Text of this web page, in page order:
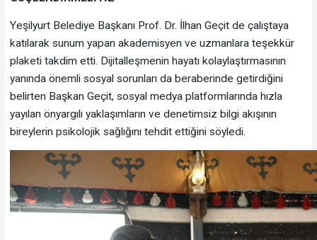
Yeşilyurt Belediye Başkanı Prof. Dr. İlhan Geçit de çalıştaya
katılarak sunum yapan akademisyen ve uzmanlara teşekkür
plaketi takdim etti. Dijitalleşmenin hayatı kolaylaştırmasının
yanında önemli sosyal sorunları da beraberinde getirdiğini
belirten Başkan Geçit, sosyal medya platformlarında hızla
yayılan önyargılı yaklaşımların ve denetimsiz bilgi akışının
bireylerin psikolojik sağlığını tehdit ettiğini söyledi.